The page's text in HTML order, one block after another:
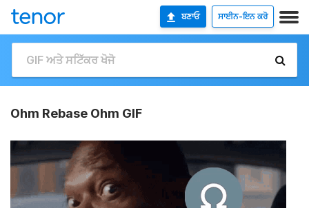
ਬਣਾਓ ਸਾਈਨ-ਇਨ ਕਰੋ
Ohm Rebase Ohm GIF